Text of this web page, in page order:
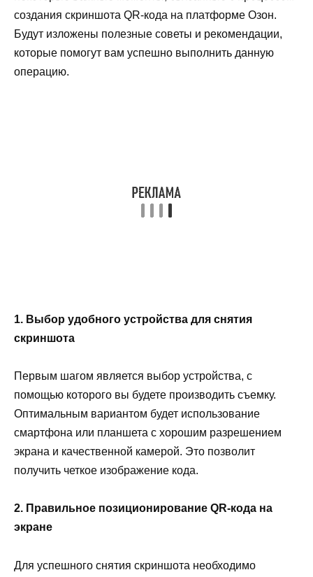
создания скриншота QR-кода на платформе Озон.
Будут изложены полезные советы и рекомендации,
которые помогут вам успешно выполнить данную
операцию.
1. Выбор удобного устройства для снятия
скриншота
Первым шагом является выбор устройства, с
помощью которого вы будете производить съемку.
Оптимальным вариантом будет использование
смартфона или планшета с хорошим разрешением
экрана и качественной камерой. Это позволит
получить четкое изображение кода.
2. Правильное позиционирование QR-кода на
экране
Для успешного снятия скриншота необходимо